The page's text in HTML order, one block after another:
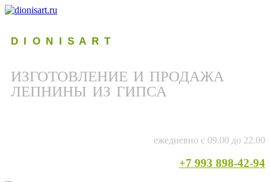
D I O N I S A R T
ИЗГОТОВЛЕНИЕ И ПРОДАЖА
ЛЕПНИНЫ ИЗ ГИПСА
ежедневно с 09.00 до 22.00
+7 993 898-42-94